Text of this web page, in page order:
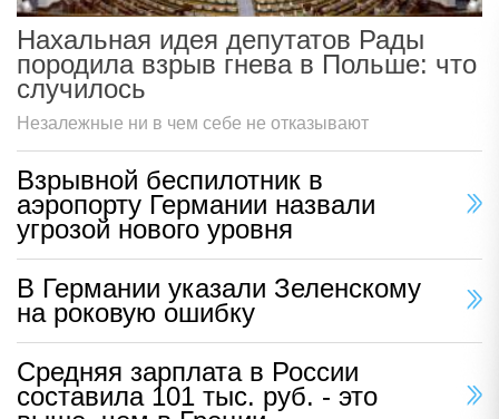
Нахальная идея депутатов Рады
породила взрыв гнева в Польше: что
случилось
Незалежные ни в чем себе не отказывают
Взрывной беспилотник в
аэропорту Германии назвали
угрозой нового уровня
В Германии указали Зеленскому
на роковую ошибку
Средняя зарплата в России
составила 101 тыс. руб. - это